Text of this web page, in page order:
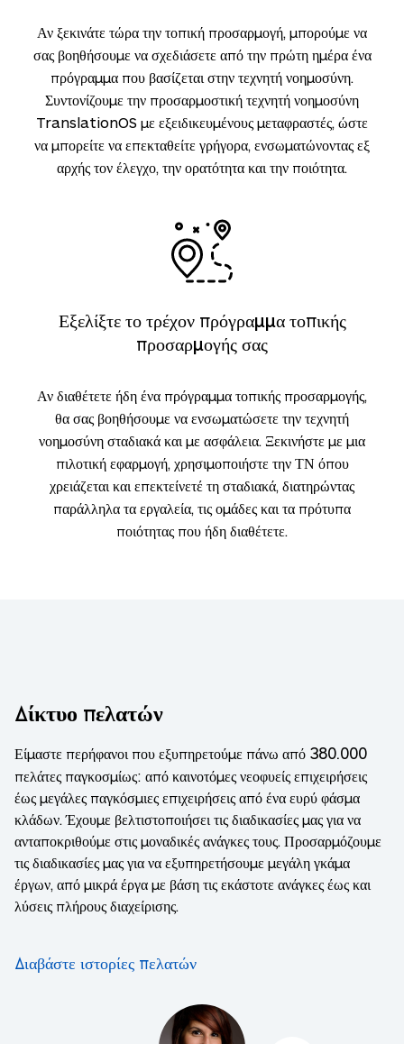
Αν ξεκινάτε τώρα την τοπική προσαρμογή, μπορούμε να
σας βοηθήσουμε να σχεδιάσετε από την πρώτη ημέρα ένα
πρόγραμμα που βασίζεται στην τεχνητή νοημοσύνη.
Συντονίζουμε την προσαρμοστική τεχνητή νοημοσύνη
TranslationOS με εξειδικευμένους μεταφραστές, ώστε
να μπορείτε να επεκταθείτε γρήγορα, ενσωματώνοντας εξ
αρχής τον έλεγχο, την ορατότητα και την ποιότητα.
Εξελίξτε το τρέχον πρόγραμμα τοπικής
προσαρμογής σας
Αν διαθέτετε ήδη ένα πρόγραμμα τοπικής προσαρμογής,
θα σας βοηθήσουμε να ενσωματώσετε την τεχνητή
νοημοσύνη σταδιακά και με ασφάλεια. Ξεκινήστε με μια
πιλοτική εφαρμογή, χρησιμοποιήστε την ΤΝ όπου
χρειάζεται και επεκτείνετέ τη σταδιακά, διατηρώντας
παράλληλα τα εργαλεία, τις ομάδες και τα πρότυπα
ποιότητας που ήδη διαθέτετε.
Δίκτυο πελατών
Είμαστε περήφανοι που εξυπηρετούμε πάνω από 380.000
πελάτες παγκοσμίως: από καινοτόμες νεοφυείς επιχειρήσεις
έως μεγάλες παγκόσμιες επιχειρήσεις από ένα ευρύ φάσμα
κλάδων. Έχουμε βελτιστοποιήσει τις διαδικασίες μας για να
ανταποκριθούμε στις μοναδικές ανάγκες τους. Προσαρμόζουμε
τις διαδικασίες μας για να εξυπηρετήσουμε μεγάλη γκάμα
έργων, από μικρά έργα με βάση τις εκάστοτε ανάγκες έως και
λύσεις πλήρους διαχείρισης.
Διαβάστε ιστορίες πελατών